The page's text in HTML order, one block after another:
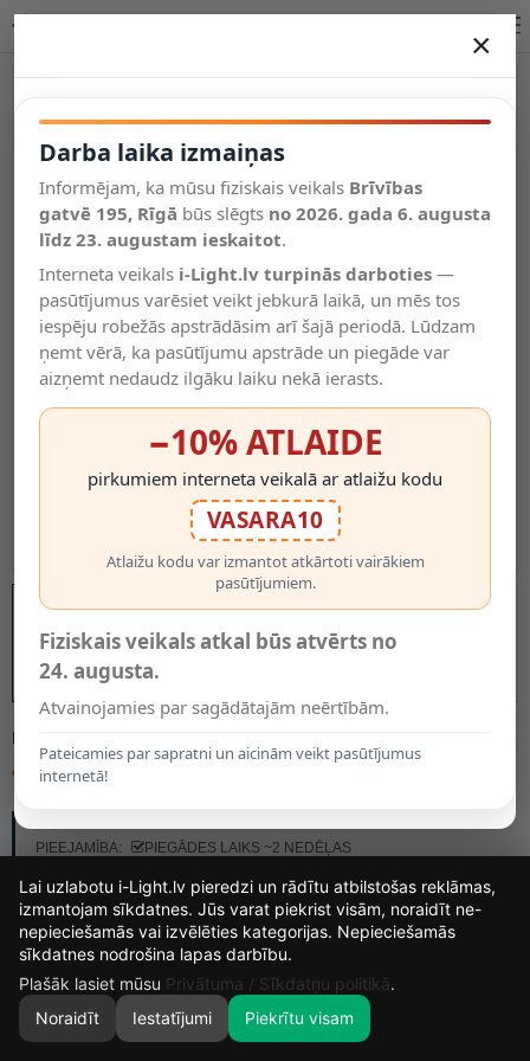
Salīdzināt
Vēlmju
saraksts
Valodas
0
MODELIS:
40.75€
PIEEJAMĪBA:
PIEGĀDES LAIKS ~2 NEDĒĻAS
×
Darba laika izmaiņas
Informējam, ka mūsu fiziskais veikals Brīvības
gatvē 195, Rīgā būs slēgts no 2026. gada 6. augusta
līdz 23. augustam ieskaitot.
Interneta veikals i-Light.lv turpinās darboties —
pasūtījumus varēsiet veikt jebkurā laikā, un mēs tos
iespēju robežās apstrādāsim arī šajā periodā. Lūdzam
ņemt vērā, ka pasūtījumu apstrāde un piegāde var
aizņemt nedaudz ilgāku laiku nekā ierasts.
−10% ATLAIDE
pirkumiem interneta veikalā ar atlaižu kodu
VASARA10
Atlaižu kodu var izmantot atkārtoti vairākiem
pasūtījumiem.
Fiziskais veikals atkal būs atvērts no
24. augusta.
Atvainojamies par sagādātajām neērtībām.
Pateicamies par sapratni un aicinām veikt pasūtījumus
internetā!
15
DIENAS
19
STUNDAS
17
MIN.
38
Lai uzlabotu i-Light.lv pieredzi un rādītu atbilstošas reklāmas,
izmantojam sīkdatnes. Jūs varat piekrist visām, noraidīt ne-
nepieciešamās vai izvēlēties kategorijas. Nepieciešamās
sīkdatnes nodrošina lapas darbību.
Plašāk lasiet mūsu Privātuma / Sīkdatņu politikā.
Noraidīt
Iestatījumi Piekrītu visam